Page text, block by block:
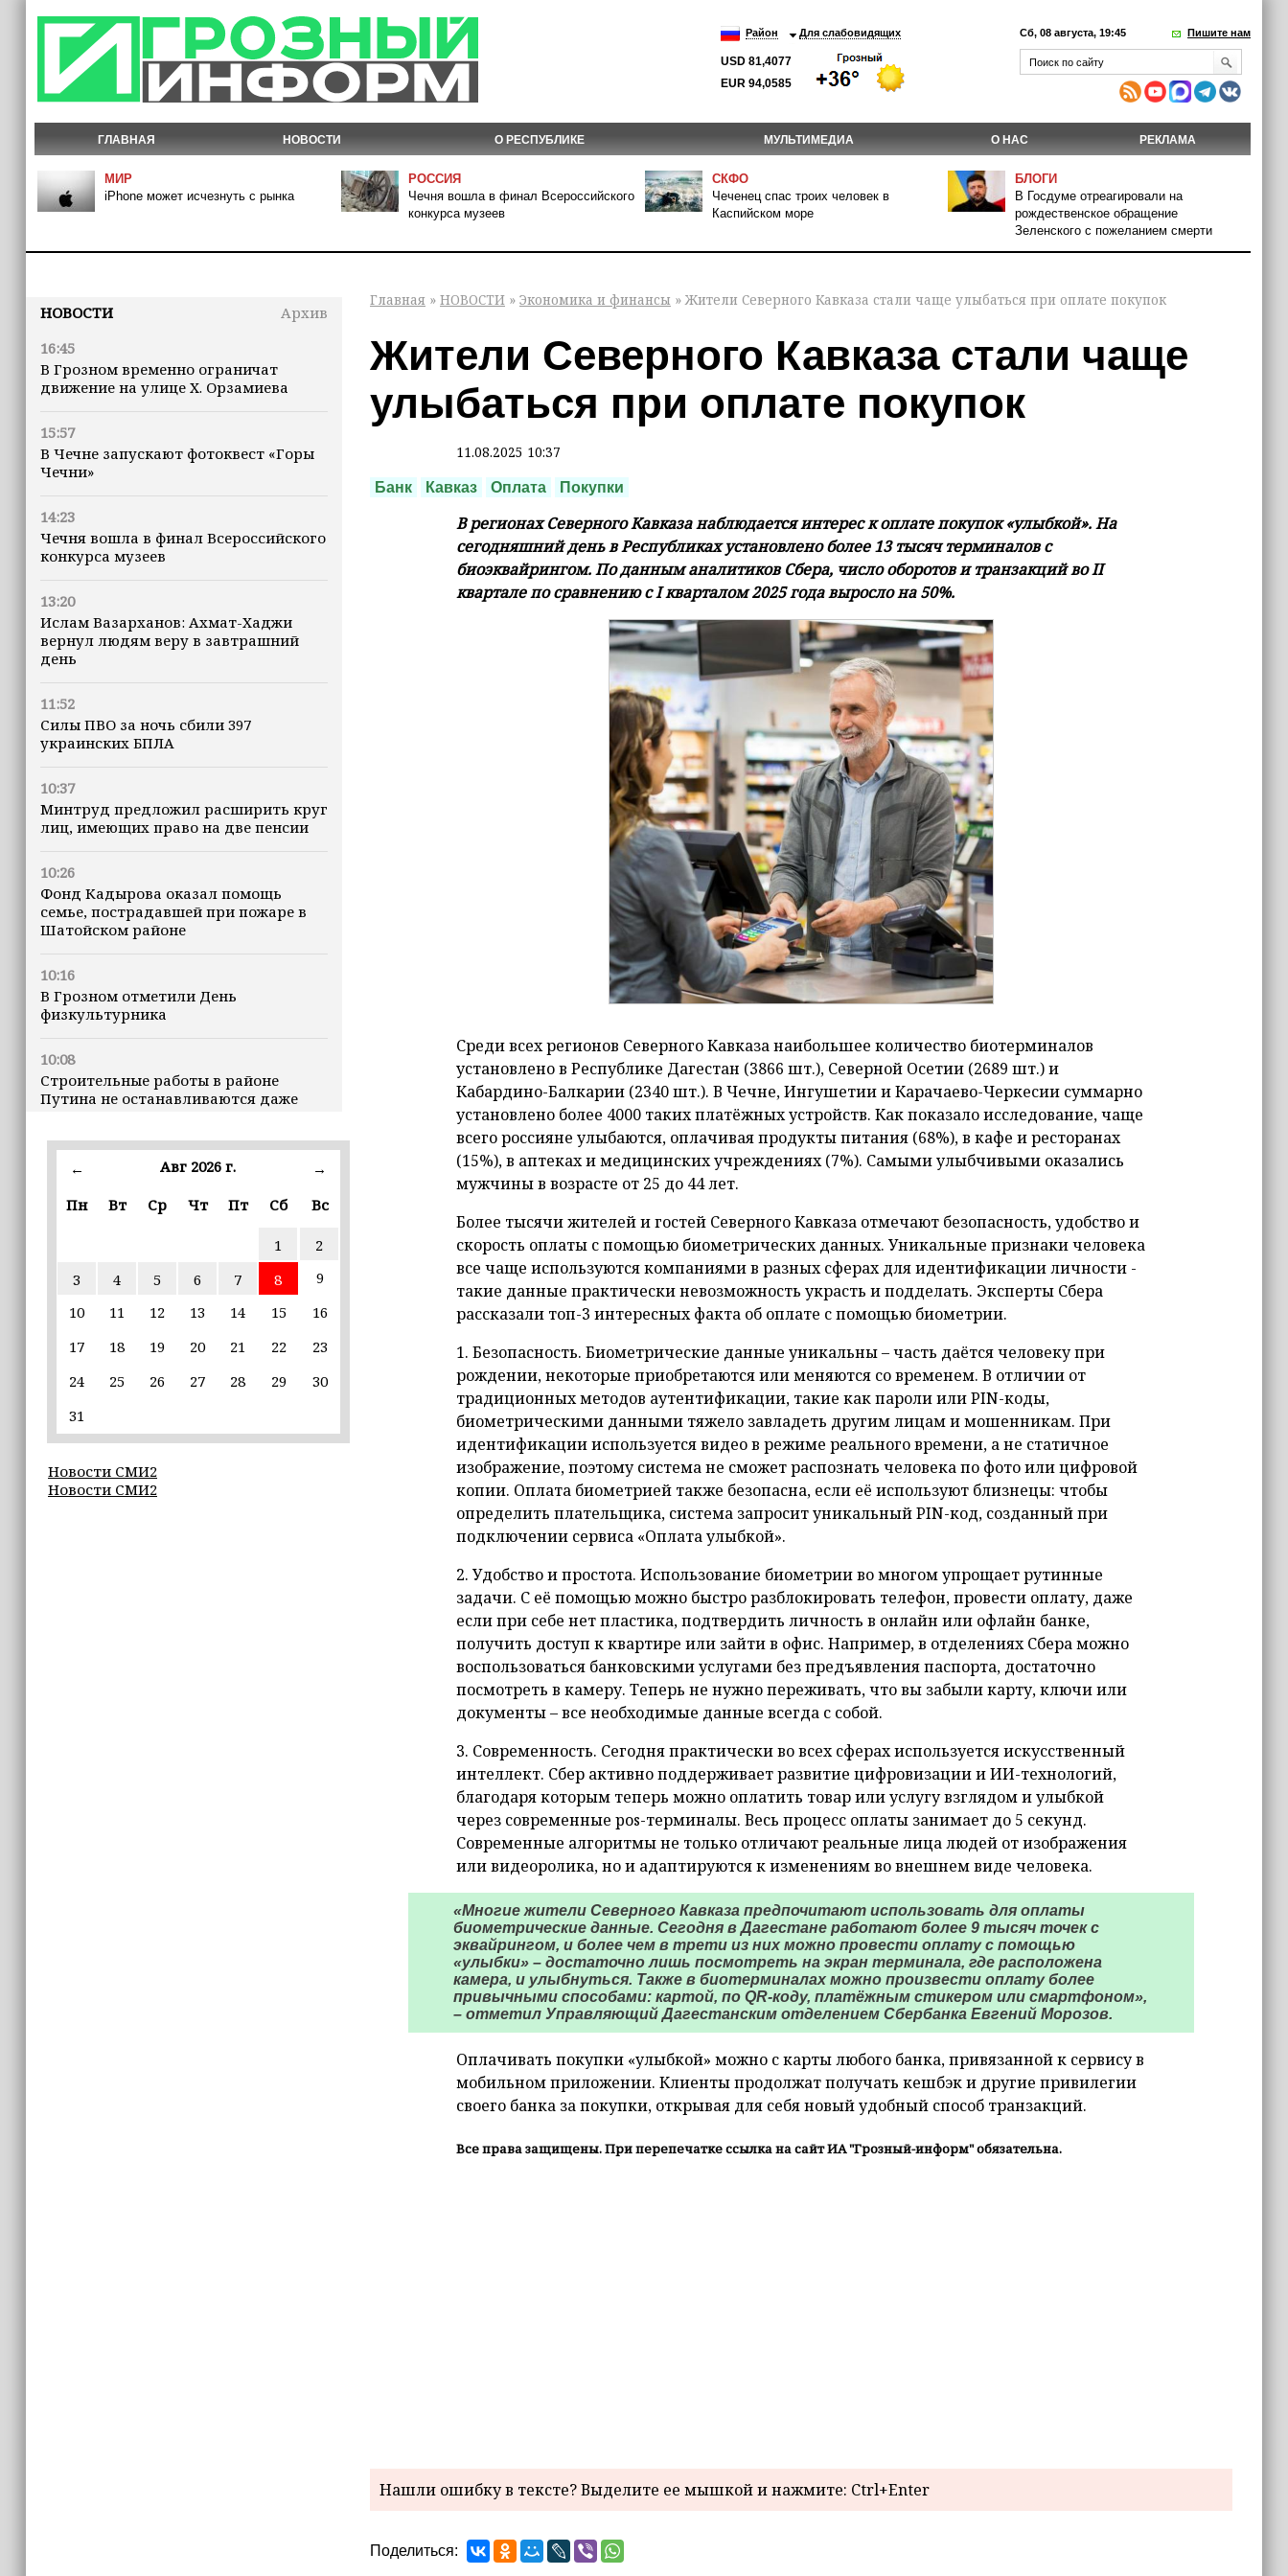
Район Для слабовидящих
USD 81,4077
EUR 94,0585
Сб, 08 августа, 19:45 Пишите нам
ГЛАВНАЯ НОВОСТИ О РЕСПУБЛИКЕ МУЛЬТИМЕДИА О НАС РЕКЛАМА
МИР
iPhone может исчезнуть с рынка
РОССИЯ
Чечня вошла в финал Всероссийского
конкурса музеев
СКФО
Чеченец спас троих человек в
Каспийском море
БЛОГИ
В Госдуме отреагировали на
рождественское обращение
Зеленского с пожеланием смерти
НОВОСТИ
Архив
16:45
В Грозном временно ограничат
движение на улице Х. Орзамиева
15:57
В Чечне запускают фотоквест «Горы
Чечни»
14:23
Чечня вошла в финал Всероссийского
конкурса музеев
13:20
Ислам Вазарханов: Ахмат-Хаджи
вернул людям веру в завтрашний
день
11:52
Силы ПВО за ночь сбили 397
украинских БПЛА
10:37
Минтруд предложил расширить круг
лиц, имеющих право на две пенсии
10:26
Фонд Кадырова оказал помощь
семье, пострадавшей при пожаре в
Шатойском районе
10:16
В Грозном отметили День
физкультурника
10:08
Строительные работы в районе
Путина не останавливаются даже
марта
В пяти школах столицы обновляют
инфраструктуру по госпрограмме
Силы ПВО сбили 75 БПЛА над
сутки
20:09
19:37
← Авг 2026 г.
→
Пн
Вт Ср Чт Пт Сб Вс
1
2
3
4 5 6 7 8
9
10
11 12 13 14 15
16
17
18 19 20 21 22
23
24
25 26 27 28 29
30
31
Новости СМИ2
Новости СМИ2
Главная » НОВОСТИ » Экономика и финансы » Жители Северного Кавказа стали чаще улыбаться при оплате покупок
Жители Северного Кавказа стали чаще
улыбаться при оплате покупок
11.08.2025 10:37
Банк Кавказ Оплата Покупки
В регионах Северного Кавказа наблюдается интерес к оплате покупок «улыбкой». На
сегодняшний день в Республиках установлено более 13 тысяч терминалов с
биоэквайрингом. По данным аналитиков Сбера, число оборотов и транзакций во II
квартале по сравнению с I кварталом 2025 года выросло на 50%.
Среди всех регионов Северного Кавказа наибольшее количество биотерминалов
установлено в Республике Дагестан (3866 шт.), Северной Осетии (2689 шт.) и
Кабардино-Балкарии (2340 шт.). В Чечне, Ингушетии и Карачаево-Черкесии суммарно
установлено более 4000 таких платёжных устройств. Как показало исследование, чаще
всего россияне улыбаются, оплачивая продукты питания (68%), в кафе и ресторанах
(15%), в аптеках и медицинских учреждениях (7%). Самыми улыбчивыми оказались
мужчины в возрасте от 25 до 44 лет.
Более тысячи жителей и гостей Северного Кавказа отмечают безопасность, удобство и
скорость оплаты с помощью биометрических данных. Уникальные признаки человека
все чаще используются компаниями в разных сферах для идентификации личности -
такие данные практически невозможность украсть и подделать. Эксперты Сбера
рассказали топ-3 интересных факта об оплате с помощью биометрии.
1. Безопасность. Биометрические данные уникальны – часть даётся человеку при
рождении, некоторые приобретаются или меняются со временем. В отличии от
традиционных методов аутентификации, такие как пароли или PIN-коды,
биометрическими данными тяжело завладеть другим лицам и мошенникам. При
идентификации используется видео в режиме реального времени, а не статичное
изображение, поэтому система не сможет распознать человека по фото или цифровой
копии. Оплата биометрией также безопасна, если её используют близнецы: чтобы
определить плательщика, система запросит уникальный PIN-код, созданный при
подключении сервиса «Оплата улыбкой».
2. Удобство и простота. Использование биометрии во многом упрощает рутинные
задачи. С её помощью можно быстро разблокировать телефон, провести оплату, даже
если при себе нет пластика, подтвердить личность в онлайн или офлайн банке,
получить доступ к квартире или зайти в офис. Например, в отделениях Сбера можно
воспользоваться банковскими услугами без предъявления паспорта, достаточно
посмотреть в камеру. Теперь не нужно переживать, что вы забыли карту, ключи или
документы – все необходимые данные всегда с собой.
3. Современность. Сегодня практически во всех сферах используется искусственный
интеллект. Сбер активно поддерживает развитие цифровизации и ИИ-технологий,
благодаря которым теперь можно оплатить товар или услугу взглядом и улыбкой
через современные pos-терминалы. Весь процесс оплаты занимает до 5 секунд.
Современные алгоритмы не только отличают реальные лица людей от изображения
или видеоролика, но и адаптируются к изменениям во внешнем виде человека.
«Многие жители Северного Кавказа предпочитают использовать для оплаты
биометрические данные. Сегодня в Дагестане работают более 9 тысяч точек с
эквайрингом, и более чем в трети из них можно провести оплату с помощью
«улыбки» – достаточно лишь посмотреть на экран терминала, где расположена
камера, и улыбнуться. Также в биотерминалах можно произвести оплату более
привычными способами: картой, по QR-коду, платёжным стикером или смартфоном»,
– отметил Управляющий Дагестанским отделением Сбербанка Евгений Морозов.
Оплачивать покупки «улыбкой» можно с карты любого банка, привязанной к сервису в
мобильном приложении. Клиенты продолжат получать кешбэк и другие привилегии
своего банка за покупки, открывая для себя новый удобный способ транзакций.
Все права защищены. При перепечатке ссылка на сайт ИА "Грозный-информ" обязательна.
Нашли ошибку в тексте? Выделите ее мышкой и нажмите: Ctrl+Enter
Поделиться: